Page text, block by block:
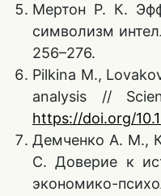
Мертон Р. К.
символизм
256–276.
Pilkina M.,
analysis //
https://doi.org/
Демченко А. М.,
С. Доверие к
экономико-